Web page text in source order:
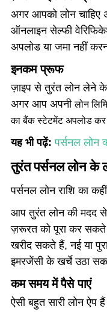
अगर आपको लोन चाहिए
ऑनलाइन सेल्फी
अपलोड या जमा नहीं
इनकम प्रूफ
ज़ाइप से तुरंत लोन लेने के
अगर आप अपनीलोन
का बैंक स्टेटमेंट अपलोड
यह भी पढ़ें: पर्सनल लोन
तुरंत पर्सनल लोन के
पर्सनल लोन राशि का
आप तुरंत लोन की मदद से
ज़रूरत को पूरा कर
खरीद सकते हैं, नई या
इमरजेंसी के खर्चे उठा
कम समय में पैसे पाएं
ऐसी बहुत सारी लोन